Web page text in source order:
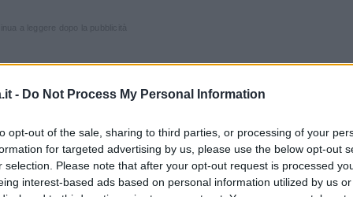
- Do Not Process My Personal Information
opt-out of the sale, sharing to third parties, or processing of your
for targeted advertising by us, please use the below opt-out
selection. Please note that after your opt-out request is processed
interest-based ads based on personal information utilized by us
SattasuPlayboyè giunta per il suo
sono arrivati su
per la bella sorpresa: quello che i
è però se effettivamente il messaggio
della rivista di Hugh Hefner, o se ci sia